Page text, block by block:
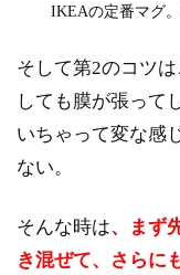
IKEAの定番マグ
そして第2のコツ
しても膜が張って
いちゃって変な感
ない。
そんな時は、まず
き混ぜて、さらに